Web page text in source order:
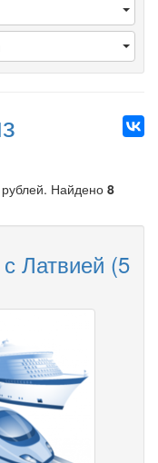
рублей. Найдено 8
Латвией (5